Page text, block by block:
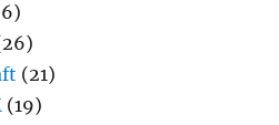
(21)
(19)